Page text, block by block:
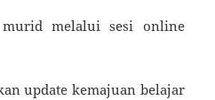
melalui sesi online
update kemajuan belajar